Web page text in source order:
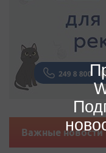
Важные новости